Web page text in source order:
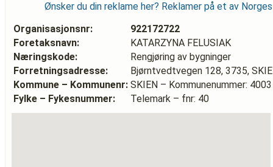
Ønsker du din reklame her? Reklamer på et av
Organisasjonsnr:
922172722
Foretaksnavn:
KATARZYNA FELUSIAK
Næringskode:
Rengjøring av bygninger
Forretningsadresse:
Bjørntvedtvegen 128, 3735,
Kommune – Kommunenr: SKIEN – Kommunenummer: 4003
Fylke – Fykesnummer:
Telemark – fnr: 40